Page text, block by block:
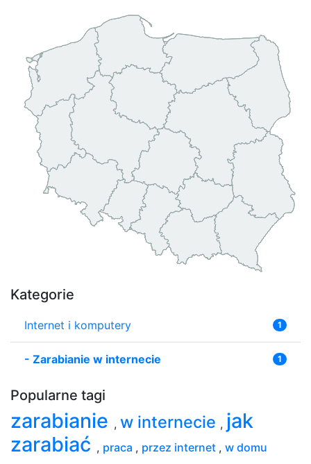
Kategorie
Internet i komputery 1
- Zarabianie w internecie 1
Popularne tagi
zarabianie , w internecie , jak
zarabiać , praca , przez internet , w domu